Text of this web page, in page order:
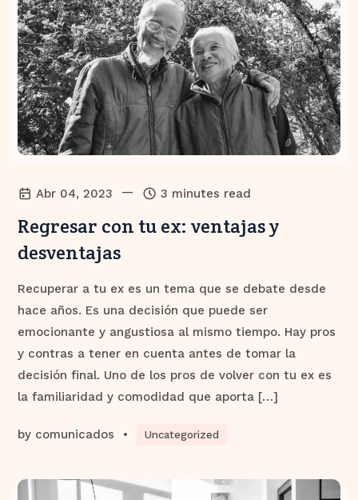
Abr 04, 2023 — 3 minutes read
Regresar con tu ex: ventajas y
desventajas
Recuperar a tu ex es un tema que se debate desde
hace años. Es una decisión que puede ser
emocionante y angustiosa al mismo tiempo. Hay pros
y contras a tener en cuenta antes de tomar la
decisión final. Uno de los pros de volver con tu ex es
la familiaridad y comodidad que aporta […]
by comunicados • Uncategorized